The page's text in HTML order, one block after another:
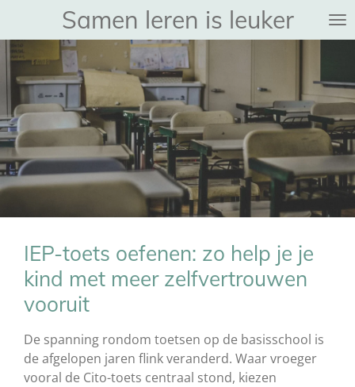
naar
de
hoofdinhoud
Samen leren is leuker
IEP-toets oefenen: zo help je je
kind met meer zelfvertrouwen
vooruit
De spanning rondom toetsen op de basisschool is
de afgelopen jaren flink veranderd. Waar vroeger
vooral de Cito-toets centraal stond, kiezen